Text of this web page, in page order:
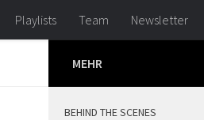
Playlists Team Newsletter
MEHR
BEHIND THE SCENES